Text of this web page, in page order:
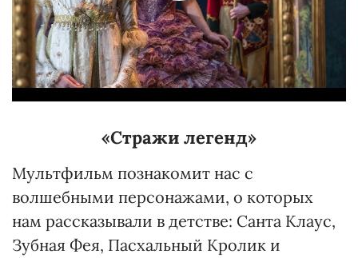
«Стражи легенд»
Мультфильм познакомит нас с
волшебными персонажами, о которых
нам рассказывали в детстве: Санта Клаус,
Зубная Фея, Пасхальный Кролик и